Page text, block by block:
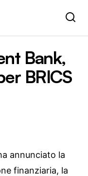
Bank,
BRICS
annunciato la
finanziaria, la